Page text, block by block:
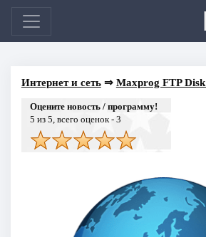
Интернет и сеть⇒ Maxprog FTP Disk
Оцените новость / программу!
5 из 5, всего оценок - 3